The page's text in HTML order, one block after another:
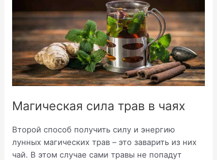
Магическая сила трав в чаях
Второй способ получить силу и энергию
лунных магических трав – это заварить из них
чай. В этом случае сами травы не попадут